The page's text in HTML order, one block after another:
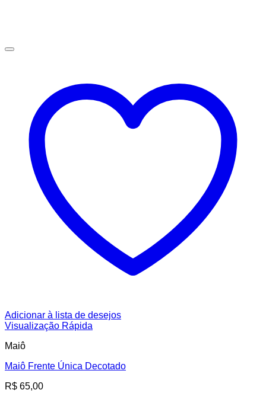
Adicionar à lista de desejos
Visualização Rápida
Maiô
Maiô Frente Única Decotado
R$ 65,00